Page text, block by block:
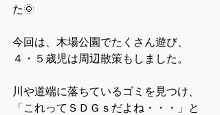
た🌞
今回は、木場公園でたくさん遊び、
４・５歳児は周辺散策もしました。
川や道端に落ちているゴミを見つけ、
「これってＳＤＧｓだよね・・・」と